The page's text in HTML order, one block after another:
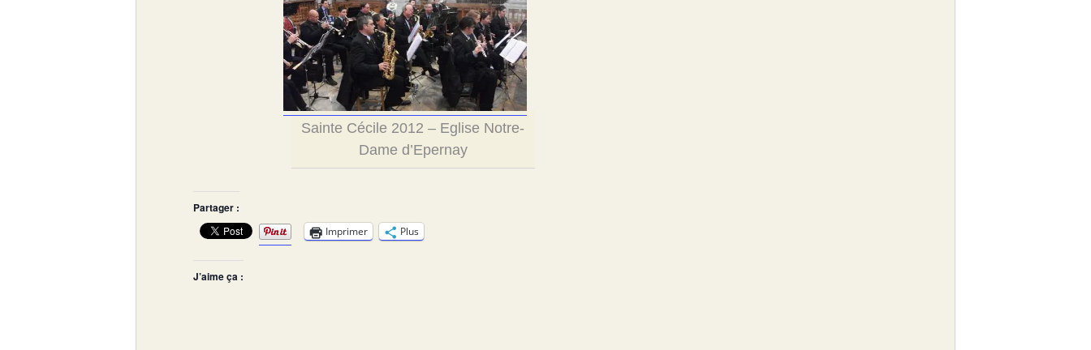
Sainte Cécile 2012 – Eglise Notre-
Dame d’Epernay
Partager :
Imprimer Plus
J’aime ça :